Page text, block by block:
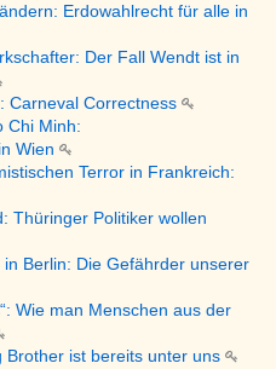
Erdowahlrecht für alle in
Der Fall Wendt ist in
Carneval Correctness
Chi Minh:
Wien
Terror in Frankreich:
Thüringer Politiker wollen
in Berlin: Die Gefährder unserer
Wie man Menschen aus der
Brother ist bereits unter uns